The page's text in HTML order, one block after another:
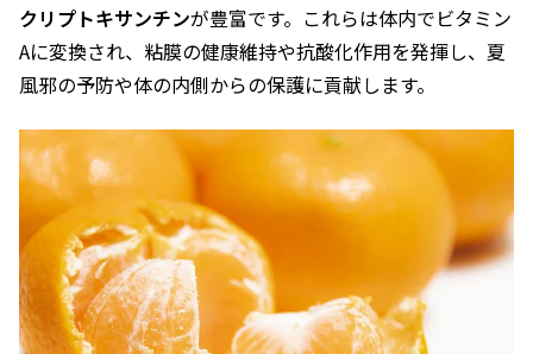
クリプトキサンチンが豊富です。これらは体内でビタミン
Aに変換され、粘膜の健康維持や抗酸化作用を発揮し、夏
風邪の予防や体の内側からの保護に貢献します。